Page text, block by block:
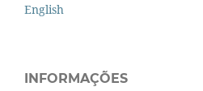
English
INFORMAÇÕES